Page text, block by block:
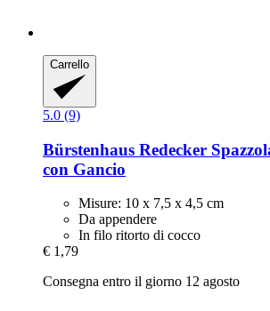
Carrello
5.0 (9)
Bürstenhaus Redecker
con Gancio
Misure: 10 x 7,5 x 4,5 cm
Da appendere
In filo ritorto di cocco
€ 1,79
Consegna entro il giorno 12 agosto